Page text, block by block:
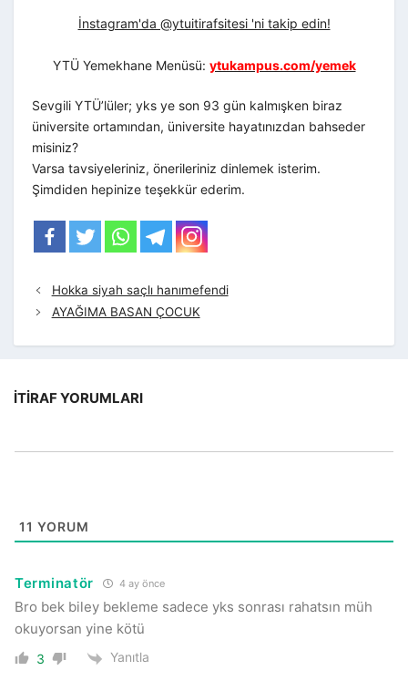
İnstagram'da @ytuitirafsitesi 'ni takip edin!
YTÜ Yemekhane Menüsü: ytukampus.com/yemek
Sevgili YTÜ’lüler; yks ye son 93 gün kalmışken biraz
üniversite ortamından, üniversite hayatınızdan bahseder
misiniz?
Varsa tavsiyeleriniz, önerileriniz dinlemek isterim.
Şimdiden hepinize teşekkür ederim.
Hokka siyah saçlı hanımefendi
AYAĞIMA BASAN ÇOCUK
İTIRAF YORUMLARI
11 YORUM
Terminatör 4 ay önce
Bro bek biley bekleme sadece yks sonrası rahatsın müh
okuyorsan yine kötü
3 Yanıtla